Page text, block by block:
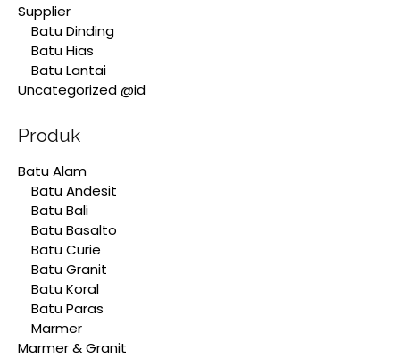
Supplier
Batu Dinding
Batu Hias
Batu Lantai
Uncategorized @id
Produk
Batu Alam
Batu Andesit
Batu Bali
Batu Basalto
Batu Curie
Batu Granit
Batu Koral
Batu Paras
Marmer
Marmer & Granit